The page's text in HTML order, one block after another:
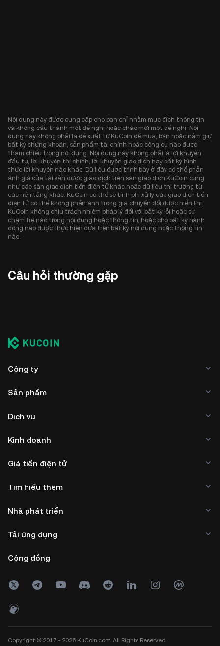
Nội dung này được cung cấp cho bạn chỉ nhằm mục đích thông tin
và không cấu thành một đề nghị hoặc chào mời một đề nghị. Nội
dung này không phải là đề xuất từ KuCoin để mua, bán hoặc nắm giữ
bất kỳ chứng khoán, sản phẩm tài chính hoặc công cụ nào được
tham chiếu trong nội dung. Nội dung này không phải là lời khuyên
đầu tư, lời khuyên tài chính, lời khuyên giao dịch hay bất kỳ hình
thức lời khuyên nào khác. Dữ liệu được trình bày ở đây có thể phản
ánh giá của tài sản được giao dịch trên sàn giao dịch KuCoin cũng
như các sàn giao dịch tiền điện tử khác hoặc dữ liệu thị trường từ
các nền tảng khác. KuCoin có thể sẽ tính phí xử lý các giao dịch tiền
điện tử có thể không phản ánh trong giá chuyển đổi được hiển thị.
KuCoin không chịu trách nhiệm pháp lý đối với bất kỳ lỗi hoặc sự
chậm trễ nào trong nội dung hoặc thông tin, hoặc cho bất kỳ hành
động nào được thực hiện dựa trên bất kỳ nội dung hoặc thông tin
nào.
Câu hỏi thường gặp
Công ty
Sản phẩm
Dịch vụ
Kinh doanh
Giá tiền điện tử
Tìm hiểu thêm
Nhà phát triển
Tải ứng dụng
Cộng đồng
Copyright © 2017 - 2026 KuCoin.com. All Rights Reserved.